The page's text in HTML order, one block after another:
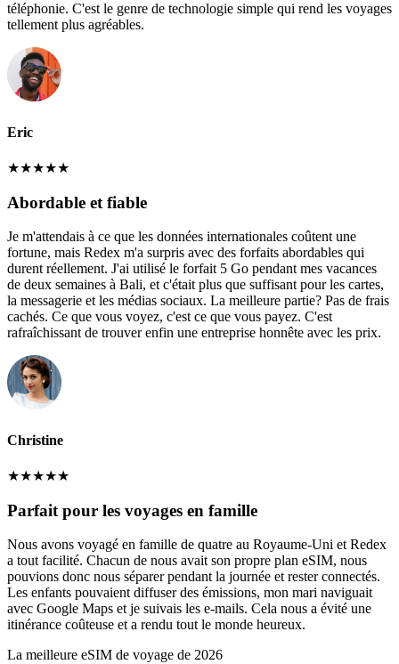
téléphonie. C'est le genre de technologie simple qui rend les voyages
tellement plus agréables.
Eric
★★★★★
Abordable et fiable
Je m'attendais à ce que les données internationales coûtent une
fortune, mais Redex m'a surpris avec des forfaits abordables qui
durent réellement. J'ai utilisé le forfait 5 Go pendant mes vacances
de deux semaines à Bali, et c'était plus que suffisant pour les cartes,
la messagerie et les médias sociaux. La meilleure partie? Pas de frais
cachés. Ce que vous voyez, c'est ce que vous payez. C'est
rafraîchissant de trouver enfin une entreprise honnête avec les prix.
Christine
★★★★★
Parfait pour les voyages en famille
Nous avons voyagé en famille de quatre au Royaume-Uni et Redex
a tout facilité. Chacun de nous avait son propre plan eSIM, nous
pouvions donc nous séparer pendant la journée et rester connectés.
Les enfants pouvaient diffuser des émissions, mon mari naviguait
avec Google Maps et je suivais les e-mails. Cela nous a évité une
itinérance coûteuse et a rendu tout le monde heureux.
La meilleure eSIM de voyage de 2026